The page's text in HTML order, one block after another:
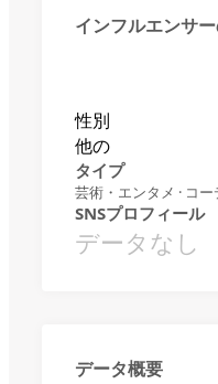
インフルエンサ
性別
他の
タイプ
芸術・エンタメ · コー
SNSプロフィール
データなし
データ概要